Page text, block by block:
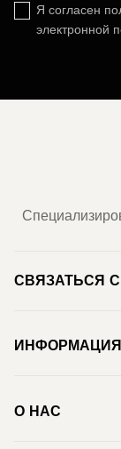
Я согласен
электронной
СВЯЗАТЬСЯ
ИНФОРМАЦИЯ
О НАС